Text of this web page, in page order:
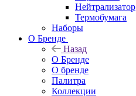
Нейтрализатор
Термобумага
Наборы
О Бренде
Назад
О Бренде
О бренде
Палитра
Коллекции